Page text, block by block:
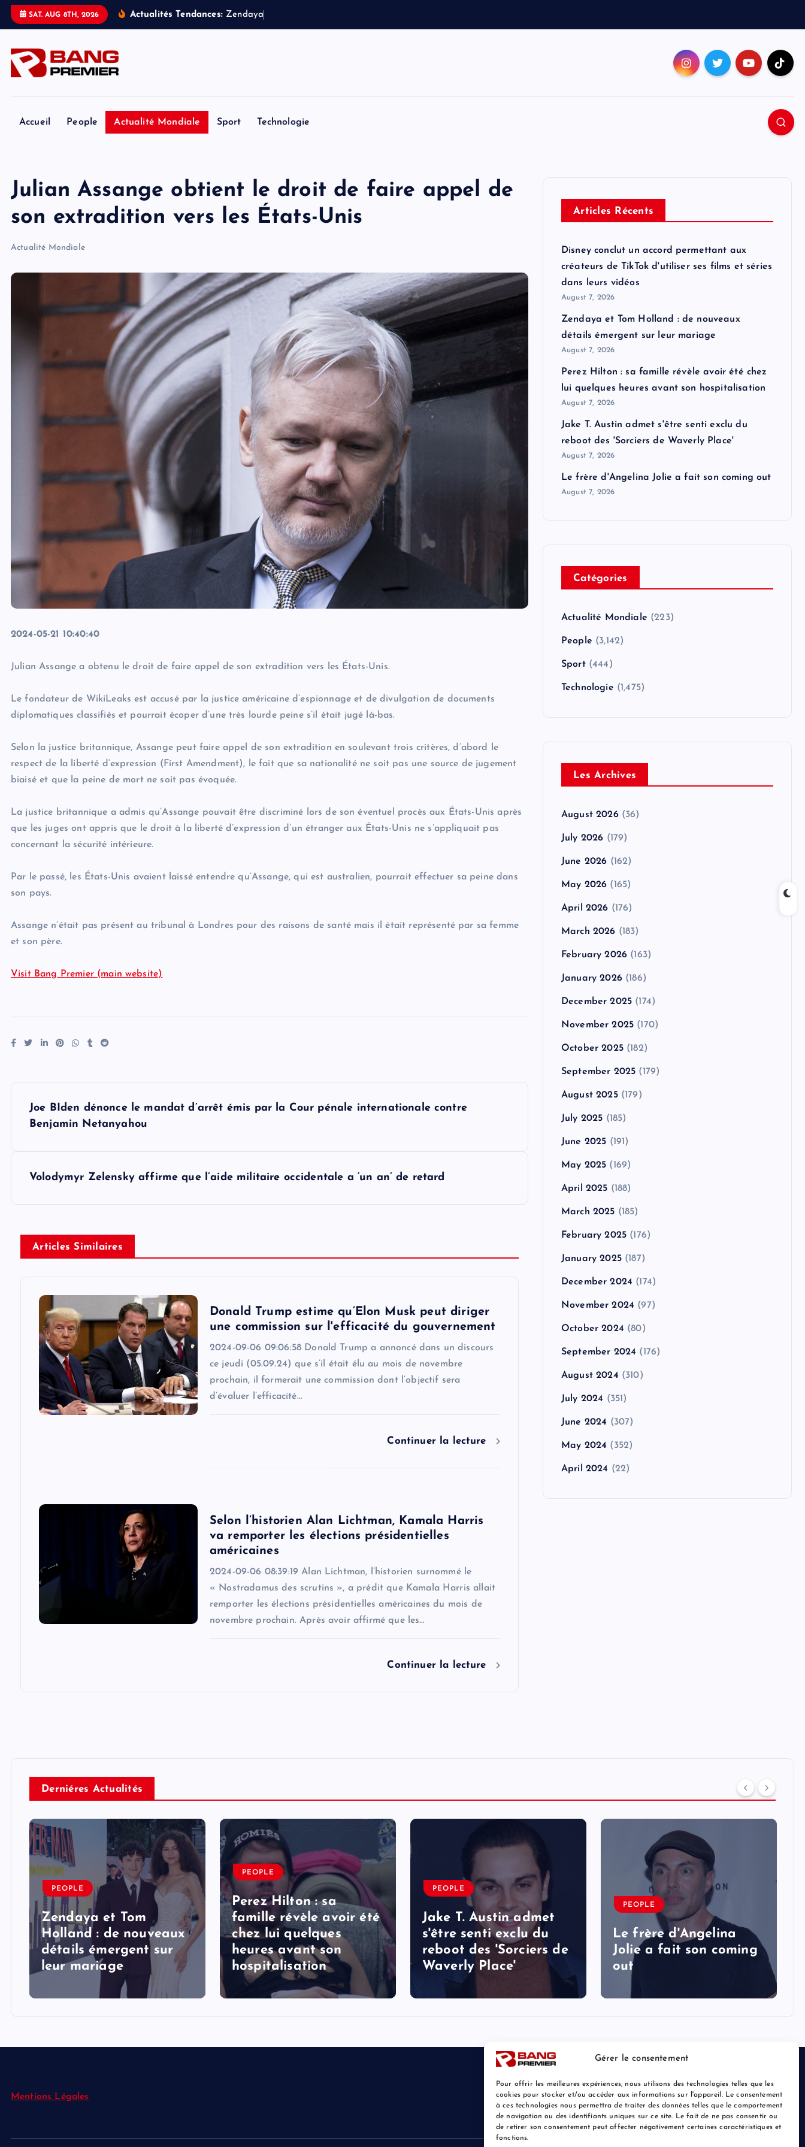
Gérer le consentement
Pour offrir les meilleures expériences, nous utilisons des technologies telles que les
cookies pour stocker et/ou accéder aux informations sur l'appareil. Le consentement
à ces technologies nous permettra de traiter des données telles que le comportement
de navigation ou des identifiants uniques sur ce site. Le fait de ne pas consentir ou
de retirer son consentement peut affecter négativement certaines caractéristiques et
fonctions.
SAT. AUG 8TH, 2026 Actualités Tendances: Zendaya
Accueil People Actualité Mondiale Sport Technologie
Julian Assange obtient le droit de faire appel de
son extradition vers les États-Unis
Actualité Mondiale
2024-05-21 10:40:40
Julian Assange a obtenu le droit de faire appel de son extradition vers les États-Unis.
Le fondateur de WikiLeaks est accusé par la justice américaine d’espionnage et de divulgation de documents
diplomatiques classifiés et pourrait écoper d’une très lourde peine s’il était jugé là-bas.
Selon la justice britannique, Assange peut faire appel de son extradition en soulevant trois critères, d’abord le
respect de la liberté d’expression (First Amendment), le fait que sa nationalité ne soit pas une source de jugement
biaisé et que la peine de mort ne soit pas évoquée.
La justice britannique a admis qu’Assange pouvait être discriminé lors de son éventuel procès aux États-Unis après
que les juges ont appris que le droit à la liberté d’expression d’un étranger aux États-Unis ne s’appliquait pas
concernant la sécurité intérieure.
Par le passé, les États-Unis avaient laissé entendre qu’Assange, qui est australien, pourrait effectuer sa peine dans
son pays.
Assange n’était pas présent au tribunal à Londres pour des raisons de santé mais il était représenté par sa femme
et son père.
Visit Bang Premier (main website)
n
a
Joe BIden dénonce le mandat d’arrêt émis par la Cour pénale internationale contre
Benjamin Netanyahou
Volodymyr Zelensky affirme que l’aide militaire occidentale a ‘un an’ de retard
Articles Similaires
Donald Trump estime qu’Elon Musk peut diriger
une commission sur l'efficacité du gouvernement
2024-09-06 09:06:58 Donald Trump a annoncé dans un discours
ce jeudi (05.09.24) que s’il était élu au mois de novembre
prochain, il formerait une commission dont l’objectif sera
d’évaluer l’efficacité…
Continuer la lecture
Selon l’historien Alan Lichtman, Kamala Harris
va remporter les élections présidentielles
américaines
2024-09-06 08:39:19 Alan Lichtman, l’historien surnommé le
« Nostradamus des scrutins », a prédit que Kamala Harris allait
remporter les élections présidentielles américaines du mois de
novembre prochain. Après avoir affirmé que les…
Continuer la lecture
Articles Récents
Disney conclut un accord permettant aux
créateurs de TikTok d'utiliser ses films et séries
dans leurs vidéos
August 7, 2026
Zendaya et Tom Holland : de nouveaux
détails émergent sur leur mariage
August 7, 2026
Perez Hilton : sa famille révèle avoir été chez
lui quelques heures avant son hospitalisation
August 7, 2026
Jake T. Austin admet s'être senti exclu du
reboot des 'Sorciers de Waverly Place'
August 7, 2026
Le frère d'Angelina Jolie a fait son coming out
August 7, 2026
Catégories
Actualité Mondiale (223)
People (3,142)
Sport(444)
Technologie (1,475)
Les Archives
August 2026(36)
July 2026 (179)
June 2026 (162)
May 2026 (165)
April 2026 (176)
March 2026 (183)
February 2026 (163)
January 2026(186)
December 2025 (174)
November 2025 (170)
October 2025(182)
September 2025 (179)
August 2025(179)
July 2025 (185)
June 2025 (191)
May 2025 (169)
April 2025 (188)
March 2025 (185)
February 2025 (176)
January 2025(187)
December 2024 (174)
November 2024 (97)
October 2024 (80)
September 2024 (176)
August 2024 (310)
July 2024 (351)
June 2024 (307)
May 2024 (352)
April 2024 (22)
Derniéres Actualités
PEOPLE
Zendaya et Tom
Holland : de nouveaux
détails émergent sur
leur mariage
PEOPLE
Perez Hilton : sa
famille révèle avoir été
chez lui quelques
heures avant son
hospitalisation
PEOPLE
Jake T. Austin admet
s'être senti exclu du
reboot des 'Sorciers de
Waverly Place'
PEOPLE
Le frère d'Angelina
Jolie a fait son coming
out
Mentions Légales